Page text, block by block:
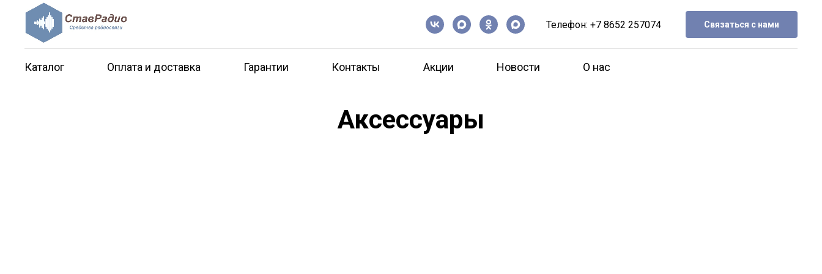
Телефон: +7 8652 257074 Связаться с нами
Каталог Оплата и доставка Гарантии Контакты Акции Новости О нас
Аксессуары